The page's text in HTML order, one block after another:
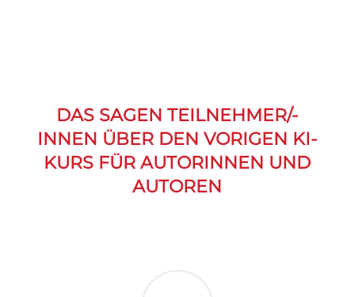
DAS SAGEN TEILNEHMER/-
INNEN ÜBER DEN VORIGEN KI-
KURS FÜR AUTORINNEN UND
AUTOREN